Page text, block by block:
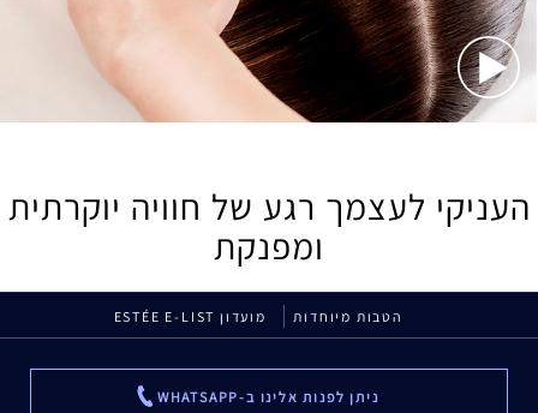
העניקי לעצמך רגע של חוויה יוקרתית
ומפנקת
הטבות מיוחדות מועדון ESTÉE E-LIST
ניתן לפנות אלינו ב-WHATSAPP ...